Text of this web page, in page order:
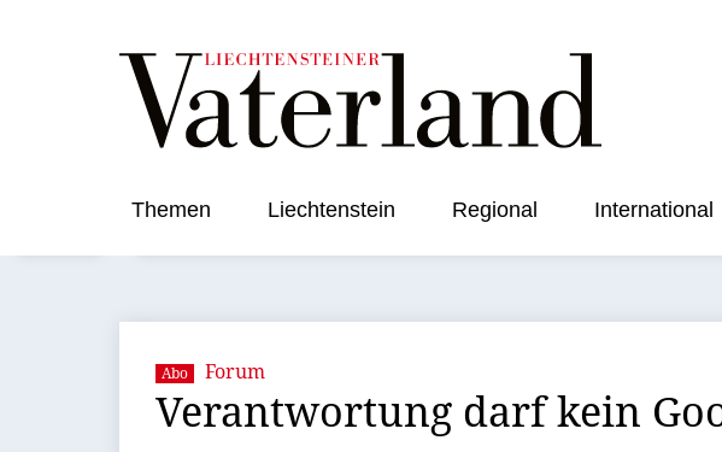
Themen Liechtenstein Regional International
Abo Forum
Verantwortung darf kein